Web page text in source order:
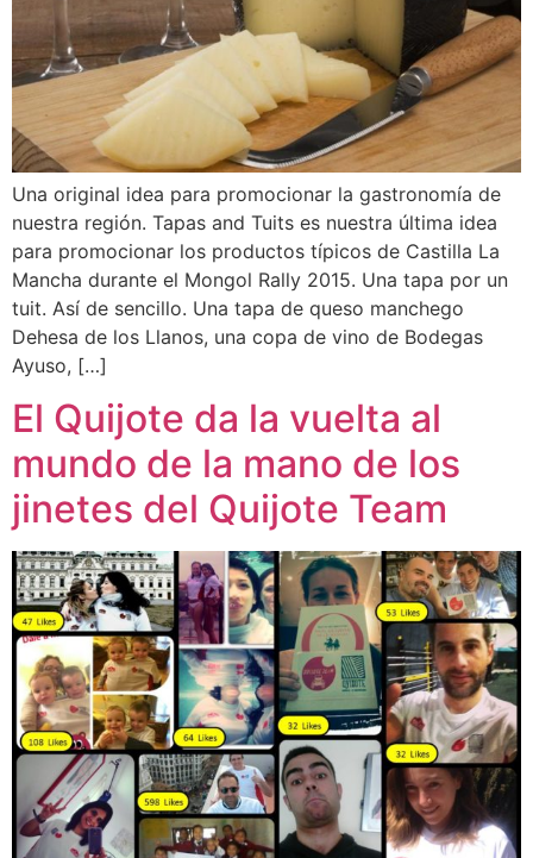
Una original idea para promocionar la gastronomía de
nuestra región. Tapas and Tuits es nuestra última idea
para promocionar los productos típicos de Castilla La
Mancha durante el Mongol Rally 2015. Una tapa por un
tuit. Así de sencillo. Una tapa de queso manchego
Dehesa de los Llanos, una copa de vino de Bodegas
Ayuso, […]
El Quijote da la vuelta al
mundo de la mano de los
jinetes del Quijote Team